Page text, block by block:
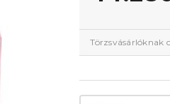
Törzsvásárlóknak